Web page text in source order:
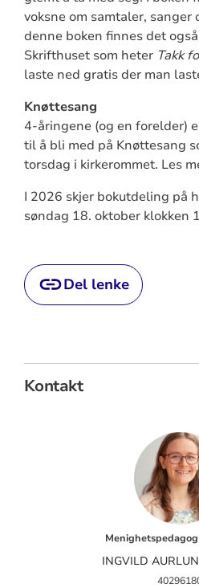
voksne om samtaler,
denne boken finnes det
Skrifthuset som heter Takk
laste ned gratis der man
Knøttesang
4-åringene (og en forelder)
til å bli med på Knøttesang
torsdag i kirkerommet. Les
I 2026 skjer bokutdeling på
søndag 18. oktober klokken
Del lenke
Kontakt
INGVILD